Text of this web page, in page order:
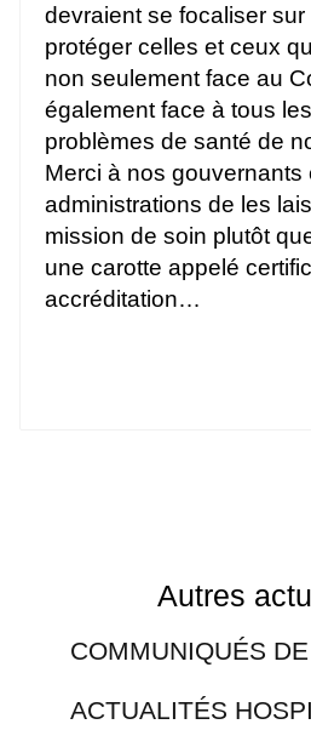
devraient se focaliser
protéger celles et ceux
non seulement face au
également face à tous
problèmes de santé de
Merci à nos gouvernants
administrations de les
mission de soin plutôt
une carotte appelé
accréditation…
Autres
COMMUNIQUÉS
ACTUALITÉS